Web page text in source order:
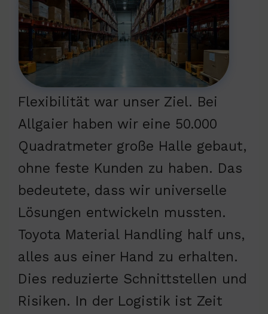
Flexibilität war unser Ziel. Bei
Allgaier haben wir eine 50.000
Quadratmeter große Halle gebaut,
ohne feste Kunden zu haben. Das
bedeutete, dass wir universelle
Lösungen entwickeln mussten.
Toyota Material Handling half uns,
alles aus einer Hand zu erhalten.
Dies reduzierte Schnittstellen und
Risiken. In der Logistik ist Zeit